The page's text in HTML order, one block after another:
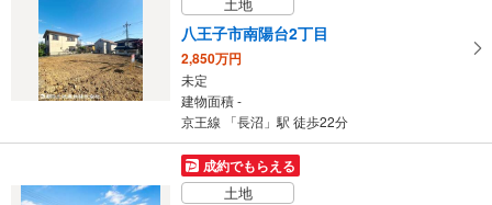
八王子市南陽台2丁目
2,850万円
未定
建物面積 -
京王線 「長沼」駅 徒歩22分
成約でもらえる
土地